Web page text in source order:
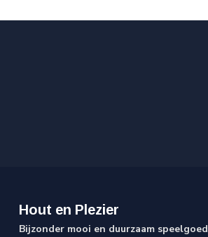
Hout en Plezier
Bijzonder mooi en duurzaam speelgoed